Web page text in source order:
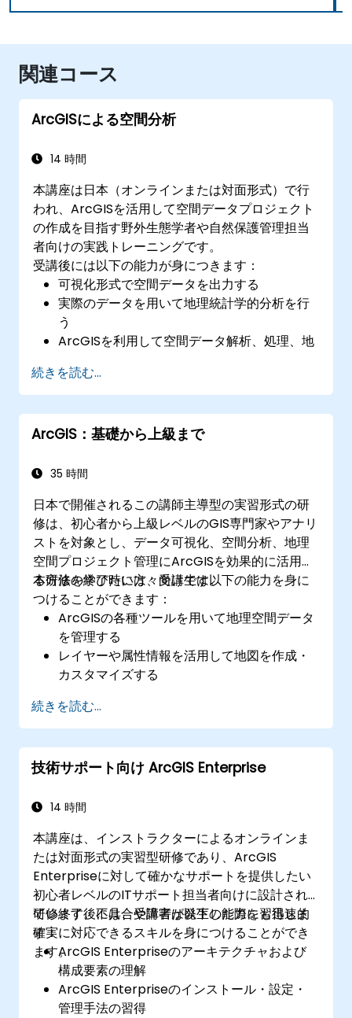
関連コース
ArcGISによる空間分析
14 時間
本講座は日本（オンラインまたは対面形式）で行
われ、ArcGISを活用して空間データプロジェクト
の作成を目指す野外生態学者や自然保護管理担当
者向けの実践トレーニングです。
受講後には以下の能力が身につきます：
可視化形式で空間データを出力する
実際のデータを用いて地理統計学的分析を行
う
ArcGISを利用して空間データ解析、処理、地
ArcGISでのプロジェクト向けに空間データを
適切に分析できる
続きを読む...
ArcGIS：基礎から上級まで
35 時間
日本で開催されるこの講師主導型の実習形式の研
修は、初心者から上級レベルのGIS専門家やアナリ
ストを対象とし、データ可視化、空間分析、地理
空間プロジェクト管理にArcGISを効果的に活用す
る方法を学びたい方々向けです。
本研修の終了時には、受講生は以下の能力を身に
つけることができます：
ArcGISの各種ツールを用いて地理空間データ
を管理する
レイヤーや属性情報を活用して地図を作成・
カスタマイズする
ModelBuilderやPythonを用いて作業フロー
を自動化する
続きを読む...
技術サポート向け ArcGIS Enterprise
14 時間
本講座は、インストラクターによるオンラインま
たは対面形式の実習型研修であり、ArcGIS
Enterpriseに対して確かなサポートを提供したい
初心者レベルのITサポート担当者向けに設計され
ています。不具合や障害が発生した際にも迅速的
確実に対応できるスキルを身につけることができ
ます。
研修終了後には、受講者は以下の能力を習得しま
す：
ArcGIS Enterpriseのアーキテクチャおよび
構成要素の理解
ArcGIS Enterpriseのインストール・設定・
管理手法の習得